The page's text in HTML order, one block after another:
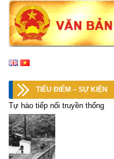
TIÊU ĐIỂM – SỰ KIỆN
Tự hào tiếp nối truyền thống